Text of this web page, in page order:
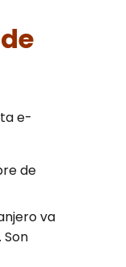
e-
de
va